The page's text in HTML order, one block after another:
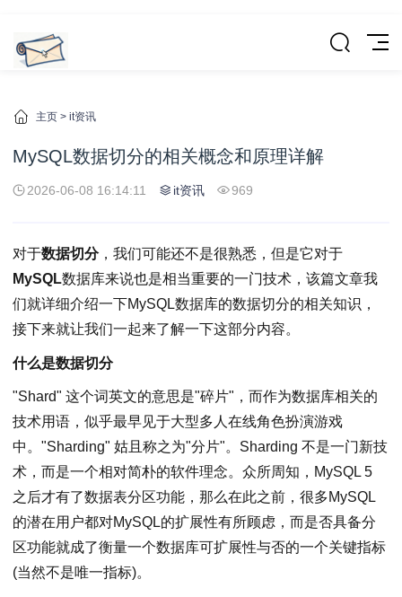
主页 > it资讯
MySQL数据切分的相关概念和原理详解
2026-06-08 16:14:11 it资讯 969
对于数据切分，我们可能还不是很熟悉，但是它对于
MySQL数据库来说也是相当重要的一门技术，该篇文章我
们就详细介绍一下MySQL数据库的数据切分的相关知识，
接下来就让我们一起来了解一下这部分内容。
什么是数据切分
"Shard" 这个词英文的意思是"碎片"，而作为数据库相关的
技术用语，似乎最早见于大型多人在线角色扮演游戏
中。"Sharding" 姑且称之为"分片"。Sharding 不是一门新技
术，而是一个相对简朴的软件理念。众所周知，MySQL 5
之后才有了数据表分区功能，那么在此之前，很多MySQL
的潜在用户都对MySQL的扩展性有所顾虑，而是否具备分
区功能就成了衡量一个数据库可扩展性与否的一个关键指标
(当然不是唯一指标)。